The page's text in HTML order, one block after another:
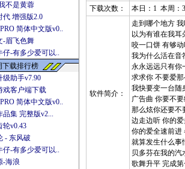
不是黄蓉
代 增强版2.0
简体中文版v0..
-眉飞色舞
仔-有多少爱可以..
下载排行榜
级助手v7.90
戏客户端下载
简体中文版v0..
品集 完整版v2...
轮v0.43
- 东风破
仔-有多少爱可以..
-海浪
下载次数：
本日：1 本周：
软件简介：
走到哪个地方
以为有谁在我耳
咬一口饼 有够
我为什么活在音
永永远远只有你
求求你 不要爱
我快要变一台随
广告曲 你要不
那么炫你还要不
边走边听 你的
你的爱全速前进
就算发生什么事
贝多芬在我的汽
歌舞升平 完成